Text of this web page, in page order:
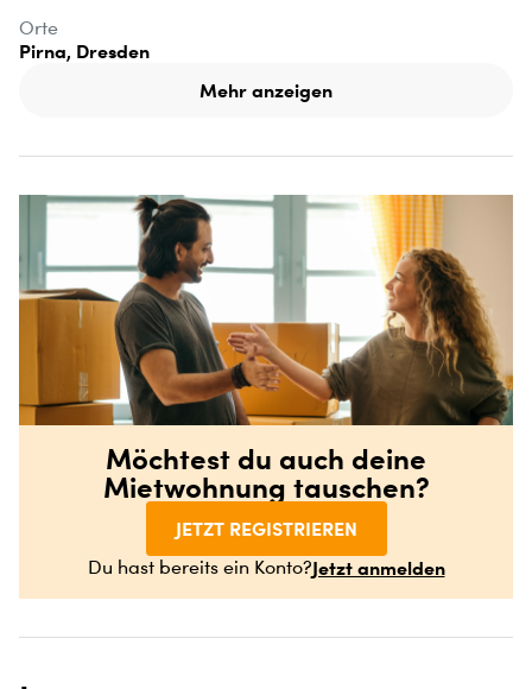
Orte
Pirna, Dresden
Mehr anzeigen
Möchtest du auch deine
Mietwohnung tauschen?
JETZT REGISTRIEREN
Du hast bereits ein Konto?Jetzt anmelden